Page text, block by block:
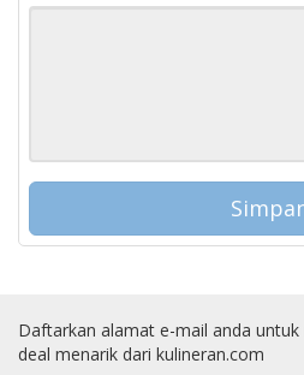
Daftarkan alamat e-mail anda
deal menarik dari kulineran.com